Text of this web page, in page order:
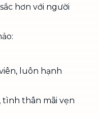
hơn với người
luôn hạnh
tình thân mãi vẹn